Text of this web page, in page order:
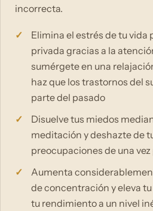
incorrecta.
Elimina el estrés de tu vida
privada gracias a la
sumérgete en una
haz que los trastornos del
parte del pasado
Disuelve tus miedos
meditación y deshazte de
preocupaciones de una
Aumenta
de concentración y eleva
tu rendimiento a un nivel